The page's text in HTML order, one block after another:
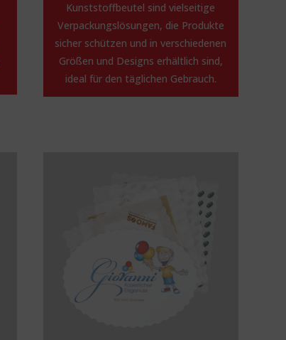
Kunststoffbeutel sind vielseitige
Verpackungslösungen, die Produkte
sicher schützen und in verschiedenen
Größen und Designs erhältlich sind,
ideal für den täglichen Gebrauch.